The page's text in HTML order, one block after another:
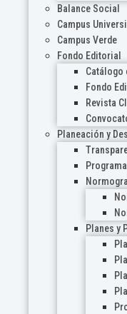
Balance Social
Campus
Campus Verde
Fondo Editorial
Catálogo
Fondo
Revista
Planeación y
Planes y